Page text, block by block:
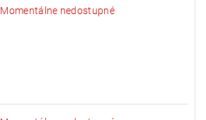
Momentálne nedostupné